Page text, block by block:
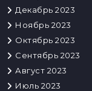
Декабрь 2023
Ноябрь 2023
Октябрь 2023
Сентябрь 2023
Август 2023
Июль 2023